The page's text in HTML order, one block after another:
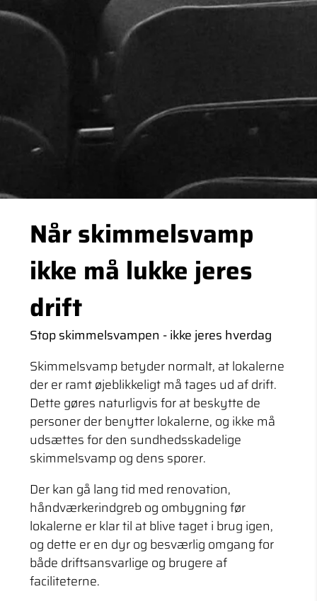
Når skimmelsvamp
ikke må lukke jeres
drift
Stop skimmelsvampen - ikke jeres hverdag
Skimmelsvamp betyder normalt, at lokalerne
der er ramt øjeblikkeligt må tages ud af drift.
Dette gøres naturligvis for at beskytte de
personer der benytter lokalerne, og ikke må
udsættes for den sundhedsskadelige
skimmelsvamp og dens sporer.
Der kan gå lang tid med renovation,
håndværkerindgreb og ombygning før
lokalerne er klar til at blive taget i brug igen,
og dette er en dyr og besværlig omgang for
både driftsansvarlige og brugere af
faciliteterne.